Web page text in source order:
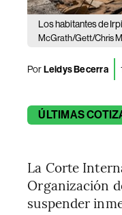
Los habitantes de
McGrath/Gett/Chris
PorLeidys Becerra
ÚLTIMAS
La Corte
Organización
suspender